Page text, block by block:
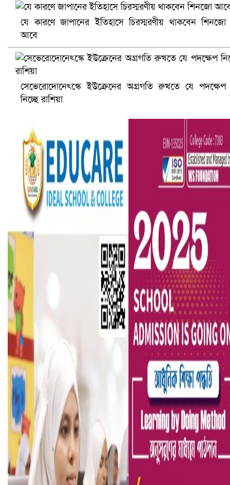
আ.লীগ ও জাপার ৯ নেতা কারাগারে
ভারতে ভয়াবহ সড়ক দুর্ঘটনা, নিহত ১৫
হলিউডে নতুন প্রেমের গুঞ্জন
যে কারণে জাপানের ইতিহাসে চিরস্মরণীয় থাকবেন শিনজো
আবে
সেভেরোদোনেৎস্কে ইউক্রেনের অগ্রগতি রুখতে যে পদক্ষেপ
নিচ্ছে রাশিয়া